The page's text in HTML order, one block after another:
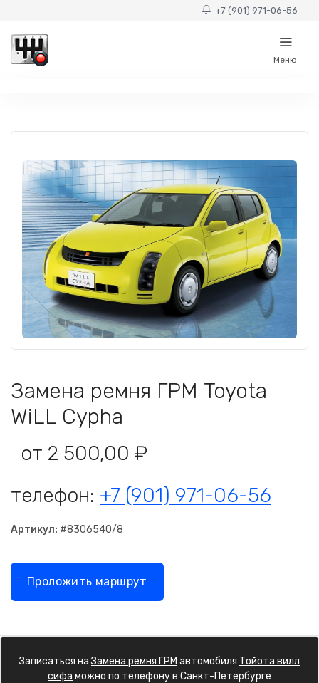
+7 (901) 971-06-56
Меню
Замена ремня ГРМ Toyota
WiLL Cypha
от 2 500,00 ₽
телефон: +7 (901) 971-06-56
Артикул: #8306540/8
Проложить маршрут
Записаться наЗамена ремня ГРМ автомобиля Тойота вилл
сифа можно по телефону в Санкт-Петербурге